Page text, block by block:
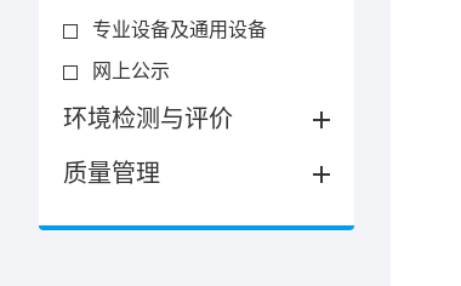
专业设备及通用设备
网上公示
环境检测与评价
质量管理